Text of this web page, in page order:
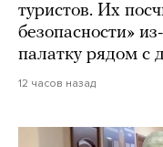
туристов. Их
безопасности»
палатку рядом с
12 часов назад